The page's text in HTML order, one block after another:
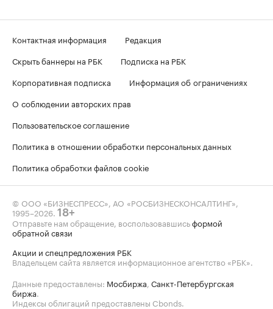
Контактная информация
Редакция
Скрыть баннеры на РБК
Подписка на РБК
Корпоративная подписка
Информация об ограничениях
О соблюдении авторских прав
Пользовательское соглашение
Политика в отношении обработки персональных данных
Политика обработки файлов cookie
© ООО «БИЗНЕСПРЕСС», АО «РОСБИЗНЕСКОНСАЛТИНГ»,
1995–2026 18+
Отправьте нам обращение, воспользовавшисьформой
обратной связи
Акции и спецпредложения РБК
Владельцем сайта является информационное агентство «РБК».
Данные предоставлены: Мосбиржа Санкт-Петербургская
биржа
Индексы облигаций предоставлены Cbonds.